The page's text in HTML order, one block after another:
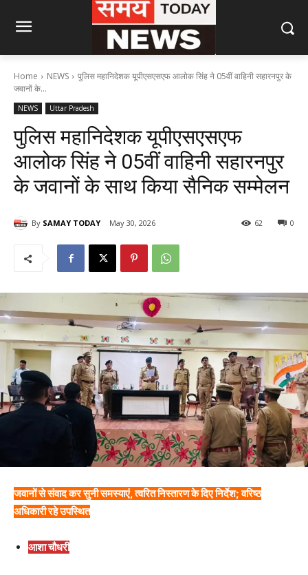
Home NEWS
पुलिस महानिदेशक यूपीएसएसएफ आलोक सिंह ने 05वीं वाहिनी सहारनपुर के
जवानों के...
NEWS Uttar Pradesh
पुलिस महानिदेशक यूपीएसएसएफ
आलोक सिंह ने 05वीं वाहिनी सहारनपुर
के जवानों के साथ किया सैनिक सम्मेलन
By SAMAY TODAY May 30, 2026 0
62
जवानों से संवाद कर सुनी समस्याएं, त्वरित निस्तारण के दिए निर्देश; वरिष्ठ
अधिकारी रहे उपस्थित
आशा चौधरी